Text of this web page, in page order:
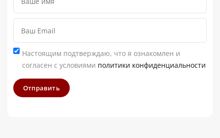
Настоящим подтверждаю, что я ознакомлен и
согласен с условиями политики конфиденциальности
Отправить